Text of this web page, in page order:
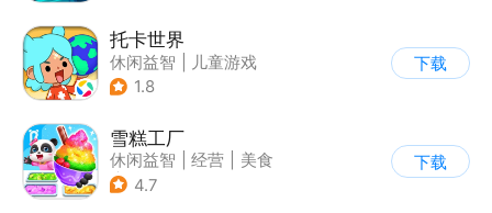
托卡世界
休闲益智
儿童游戏
1.8
下载
雪糕工厂
休闲益智 经营
美食
| 宝宝巴士
4.7
下载